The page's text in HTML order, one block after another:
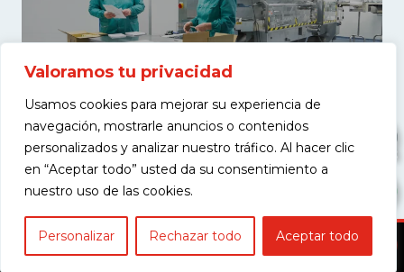
Valoramos tu privacidad
Usamos cookies para mejorar su experiencia de
navegación, mostrarle anuncios o contenidos
personalizados y analizar nuestro tráfico. Al hacer clic
en “Aceptar todo” usted da su consentimiento a
nuestro uso de las cookies.
Personalizar Rechazar todo Aceptar todo
COTIZAR
Copyright © 2026 Americas Maquinaria S.A.S. - Todos los derechos
reservados